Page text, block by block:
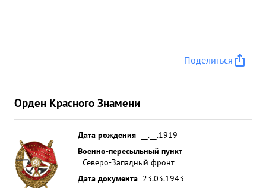
Поделиться
Орден Красного Знамени
Дата рождения
__.__.1919
Военно-пересыльный пункт
Северо-Западный фронт
Дата документа 23.03.1943